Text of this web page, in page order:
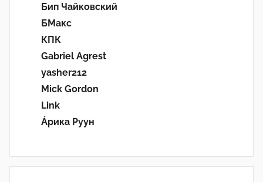
Бип Чайковский
БМакс
КПК
Gabriel Agrest
yasher212
Mick Gordon
Link
Áрика Руун